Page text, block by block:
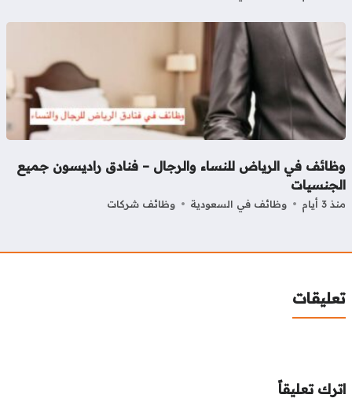
في الرياض للنساء والرجال – فنادق راديسون جميع
أيام وظائف في السعودية وظائف شركات
تعليقاً